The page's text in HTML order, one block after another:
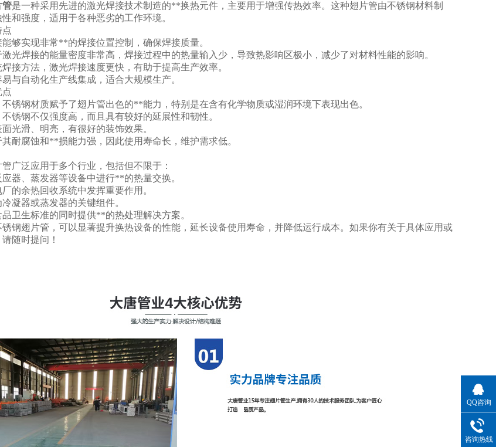
管是一种采用先进的激光焊接技术制造的**换热元件，主要用于增强传热效率。这种翅片管由不锈钢材料制
和强度，适用于各种恶劣的工作环境。
点
够实现非常**的焊接位置控制，确保焊接质量。
光焊接的能量密度非常高，焊接过程中的热量输入少，导致热影响区极小，减少了对材料性能的影响。
接方法，激光焊接速度更快，有助于提高生产效率。
与自动化生产线集成，适合大规模生产。
点
锈钢材质赋予了翅片管出色的**能力，特别是在含有化学物质或湿润环境下表现出色。
锈钢不仅强度高，而且具有较好的延展性和韧性。
光滑、明亮，有很好的装饰效果。
耐腐蚀和**损能力强，因此使用寿命长，维护需求低。
广泛应用于多个行业，包括但不限于：
器、蒸发器等设备中进行**的热量交换。
的余热回收系统中发挥重要作用。
凝器或蒸发器的关键组件。
卫生标准的同时提供**的热处理解决方案。
钢翅片管，可以显著提升换热设备的性能，延长设备使用寿命，并降低运行成本。如果你有关于具体应用或
随时提问！
QQ咨询
咨询热线